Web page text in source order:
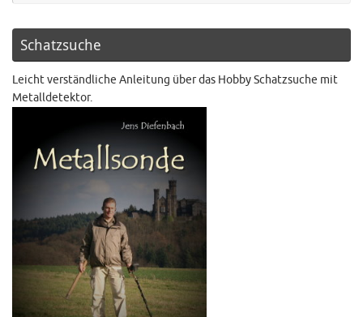
Schatzsuche
Leicht verständliche Anleitung über das Hobby Schatzsuche mit
Metalldetektor.